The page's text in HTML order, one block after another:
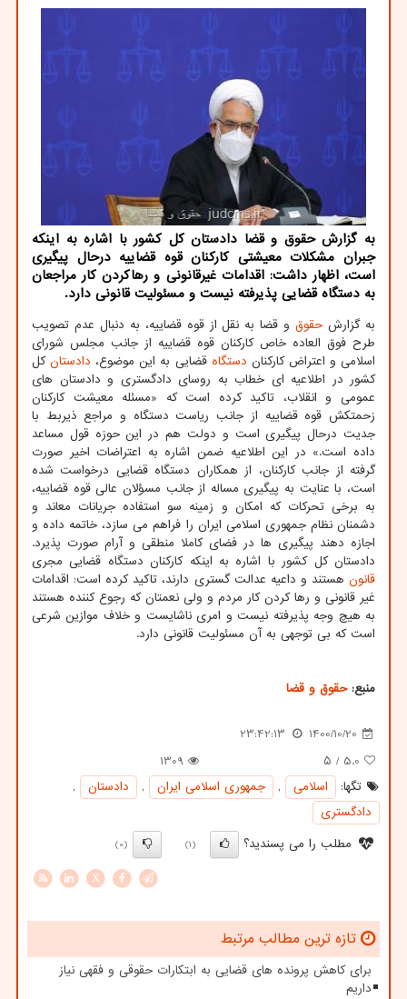
به گزارش حقوق و قضا دادستان کل کشور با اشاره به اینکه
جبران مشکلات معیشتی کارکنان قوه قضاییه درحال پیگیری
است، اظهار داشت: اقدامات غیرقانونی و رهاکردن کار مراجعان
به دستگاه قضایی پذیرفته نیست و مسئولیت قانونی دارد.
به گزارش حقوقو قضا به نقل از قوه قضاییه، به دنبال عدم تصویب
طرح فوق العاده خاص کارکنان قوه قضاییه از جانب مجلس شورای
اسلامی و اعتراض کارکنان دستگاه قضایی به این موضوع، دادستانکل
کشور در اطلاعیه ای خطاب به روسای دادگستری و دادستان های
عمومی و انقلاب، تاکید کرده است که «مسئله معیشت کارکنان
زحمتکش قوه قضاییه از جانب ریاست دستگاه و مراجع ذیربط با
جدیت درحال پیگیری است و دولت هم در این حوزه قول مساعد
داده است.» در این اطلاعیه ضمن اشاره به اعتراضات اخیر صورت
گرفته از جانب کارکنان، از همکاران دستگاه قضایی درخواست شده
است، با عنایت به پیگیری مساله از جانب مسؤلان عالی قوه قضاییه،
به برخی تحرکات که امکان و زمینه سو استفاده جریانات معاند و
دشمنان نظام جمهوری اسلامی ایران را فراهم می سازد، خاتمه داده و
اجازه دهند پیگیری ها در فضای کاملا منطقی و آرام صورت پذیرد.
دادستان کل کشور با اشاره به اینکه کارکنان دستگاه قضایی مجری
قانون هستند و داعیه عدالت گستری دارند، تاکید کرده است: اقدامات
غیر قانونی و رها کردن کار مردم و ولی نعمتان که رجوع کننده هستند
به هیچ وجه پذیرفته نیست و امری ناشایست و خلاف موازین شرعی
است که بی توجهی به آن مسئولیت قانونی دارد.
منبع:حقوق و قضا
1400/10/20
23:42:13
5.0 / ۵
1309
تگها:
اسلامی , جمهوری اسلامی ایران , دادستان
,
دادگستری
مطلب را می پسندید؟
(1)
(0)
X
تازه ترین مطالب مرتبط
برای کاهش پرونده های قضایی به ابتکارات حقوقی و فقهی نیاز
داریم